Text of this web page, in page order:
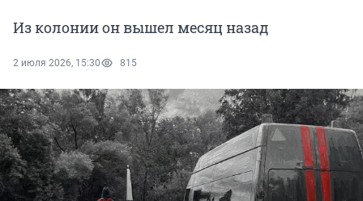
Из колонии он вышел месяц назад
2 июля 2026, 15:30 815